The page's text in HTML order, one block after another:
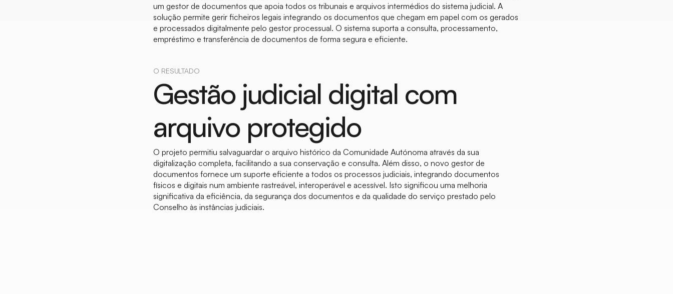
um gestor de documentos que apoia todos os tribunais e arquivos intermédios do sistema judicial. A
solução permite gerir ficheiros legais integrando os documentos que chegam em papel com os gerados
e processados digitalmente pelo gestor processual. O sistema suporta a consulta, processamento,
empréstimo e transferência de documentos de forma segura e eficiente.
O RESULTADO
Gestão judicial digital com
arquivo protegido
O projeto permitiu salvaguardar o arquivo histórico da Comunidade Autónoma através da sua
digitalização completa, facilitando a sua conservação e consulta. Além disso, o novo gestor de
documentos fornece um suporte eficiente a todos os processos judiciais, integrando documentos
físicos e digitais num ambiente rastreável, interoperável e acessível. Isto significou uma melhoria
significativa da eficiência, da segurança dos documentos e da qualidade do serviço prestado pelo
Conselho às instâncias judiciais.